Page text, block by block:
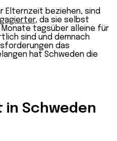
Elternzeit beziehen, sind
, da sie selbst
tagsüber alleine für
sind und demnach
das
hat Schweden die
in Schweden